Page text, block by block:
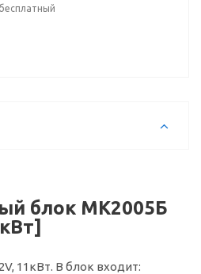
блок МК2005Б
11кВт. В блок входит: